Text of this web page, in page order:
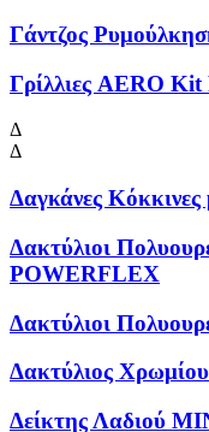
Γάντζος
Γρίλλιες AERO
Δ
Δ
Δαγκάνες
Δακτύλιοι
POWERFLEX
Δακτύλιοι
Δακτύλιος
Δείκτης Λαδιού